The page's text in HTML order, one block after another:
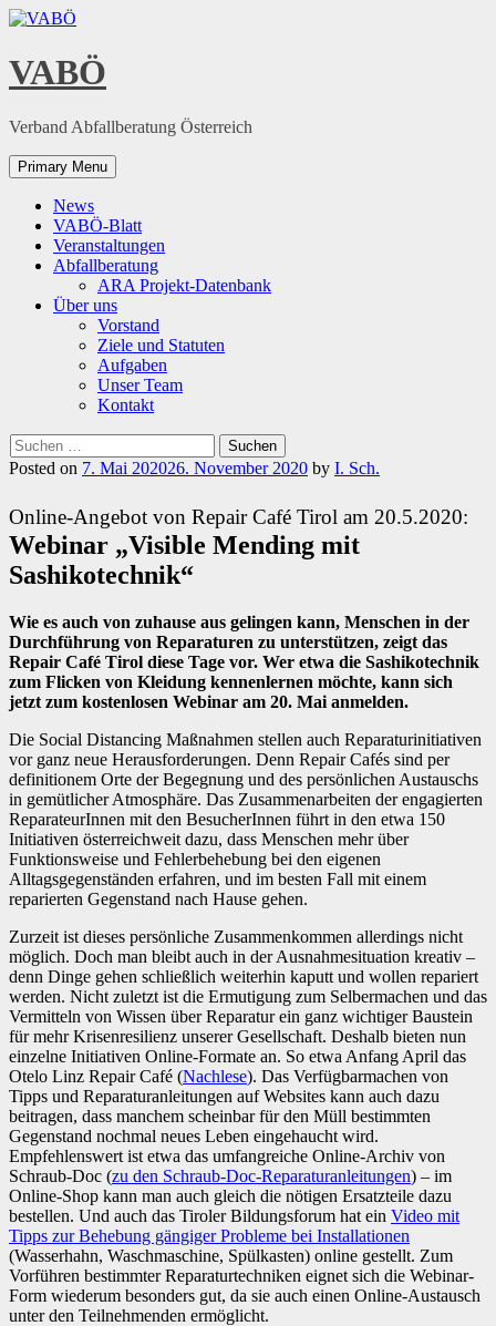
Skip
content
VABÖ
Verband Abfallberatung Österreich
Primary Menu
News
VABÖ-Blatt
Veranstaltungen
Abfallberatung
ARA Projekt-Datenbank
Über uns
Vorstand
Ziele und Statuten
Aufgaben
Unser Team
Kontakt
Suchen
nach:
Posted on 7. Mai 202026. November 2020 by I. Sch.
Online-Angebot von Repair Café Tirol am 20.5.2020:
Webinar „Visible Mending mit
Sashikotechnik“
Wie es auch von zuhause aus gelingen kann, Menschen in der
Durchführung von Reparaturen zu unterstützen, zeigt das
Repair Café Tirol diese Tage vor. Wer etwa die Sashikotechnik
zum Flicken von Kleidung kennenlernen möchte, kann sich
jetzt zum kostenlosen Webinar am 20. Mai anmelden.
Die Social Distancing Maßnahmen stellen auch Reparaturinitiativen
vor ganz neue Herausforderungen. Denn Repair Cafés sind per
definitionem Orte der Begegnung und des persönlichen Austauschs
in gemütlicher Atmosphäre. Das Zusammenarbeiten der engagierten
ReparateurInnen mit den BesucherInnen führt in den etwa 150
Initiativen österreichweit dazu, dass Menschen mehr über
Funktionsweise und Fehlerbehebung bei den eigenen
Alltagsgegenständen erfahren, und im besten Fall mit einem
reparierten Gegenstand nach Hause gehen.
Zurzeit ist dieses persönliche Zusammenkommen allerdings nicht
möglich. Doch man bleibt auch in der Ausnahmesituation kreativ –
denn Dinge gehen schließlich weiterhin kaputt und wollen repariert
werden. Nicht zuletzt ist die Ermutigung zum Selbermachen und das
Vermitteln von Wissen über Reparatur ein ganz wichtiger Baustein
für mehr Krisenresilienz unserer Gesellschaft. Deshalb bieten nun
einzelne Initiativen Online-Formate an. So etwa Anfang April das
Otelo Linz Repair Café (Nachlese). Das Verfügbarmachen von
Tipps und Reparaturanleitungen auf Websites kann auch dazu
beitragen, dass manchem scheinbar für den Müll bestimmten
Gegenstand nochmal neues Leben eingehaucht wird.
Empfehlenswert ist etwa das umfangreiche Online-Archiv von
Schraub-Doc (zu den Schraub-Doc-Reparaturanleitungen) – im
Online-Shop kann man auch gleich die nötigen Ersatzteile dazu
bestellen. Und auch das Tiroler Bildungsforum hat ein Video mit
Tipps zur Behebung gängiger Probleme bei Installationen
(Wasserhahn, Waschmaschine, Spülkasten) online gestellt. Zum
Vorführen bestimmter Reparaturtechniken eignet sich die Webinar-
Form wiederum besonders gut, da sie auch einen Online-Austausch
unter den Teilnehmenden ermöglicht.